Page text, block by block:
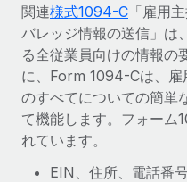
候補者の選考プロセスを
Compliance
コンプライアンスリスク
デバイス管理
ITデバイスを世界規模で
法人設立
Reverse Tech、契約社
と戦略的提携
Reverse Techの概要 健康
Reverse...
詳細を見る
すべてのリソースを表示
ブログ
グローバル給与処理
EORおよびPEO
契約社員管理
関連様式1094-C 「雇用
バレッジ情報の送信」は
る全従業員向けの情報の
に、Form 1094-Cは、雇
のすべてについての簡単
て機能します。フォーム
れています。
EIN、住所、電話番